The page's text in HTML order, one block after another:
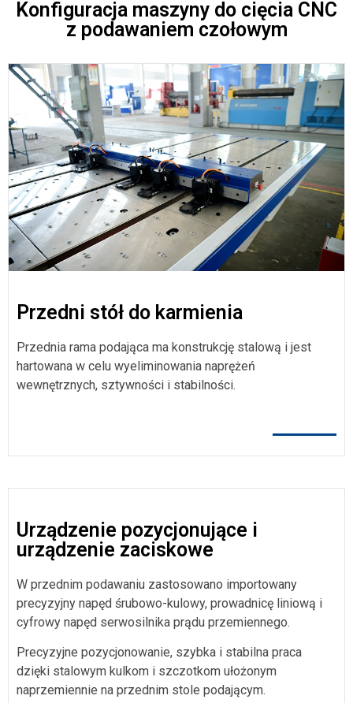
Konfiguracja maszyny do cięcia CNC
z podawaniem czołowym
Przedni stół do karmienia
Przednia rama podająca ma konstrukcję stalową i jest
hartowana w celu wyeliminowania naprężeń
wewnętrznych, sztywności i stabilności.
Urządzenie pozycjonujące i
urządzenie zaciskowe
W przednim podawaniu zastosowano importowany
precyzyjny napęd śrubowo-kulowy, prowadnicę liniową i
cyfrowy napęd serwosilnika prądu przemiennego.
Precyzyjne pozycjonowanie, szybka i stabilna praca
dzięki stalowym kulkom i szczotkom ułożonym
naprzemiennie na przednim stole podającym.